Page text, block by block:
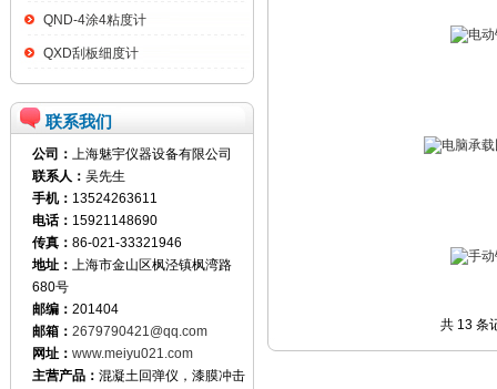
QND-4涂4粘度计
QXD刮板细度计
联系我们
公司： 上海魅宇仪器设备有限公司
联系人： 吴先生
手机： 13524263611
电话： 15921148690
传真： 86-021-33321946
地址： 上海市金山区枫泾镇枫湾路
680号
邮编： 201404
邮箱： 2679790421@qq.com
网址： www.meiyu021.com
主营产品： 混凝土回弹仪，漆膜冲击
共 13 条